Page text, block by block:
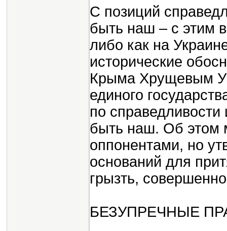
С позиций
быть наш – с этим
либо как на
исторические
Крыма Хрущевым
единого
по
быть наш. Об этом
оппонентами, но
оснований для
грызть,
БЕЗУПРЕЧНЫЕ